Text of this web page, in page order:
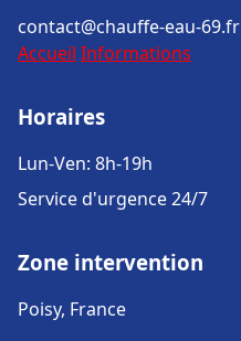
contact@chauffe-eau-69.fr
Accueil Informations
Horaires
Lun-Ven: 8h-19h
Service d'urgence 24/7
Zone intervention
Poisy, France